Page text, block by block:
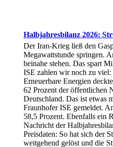
Halbjahresbilanz 2026:
Der Iran-Krieg ließ den
Megawattstunde springen.
beinahe stehen. Das spart
ISE zahlen wir noch zu viel:
Erneuerbare Energien
62 Prozent der öffentlichen
Deutschland. Das ist etwas
Fraunhofer ISE gemeldet.
58,5 Prozent. Ebenfalls ein
Nachricht der
Preisdaten: So hat sich der
weitgehend gelöst und die